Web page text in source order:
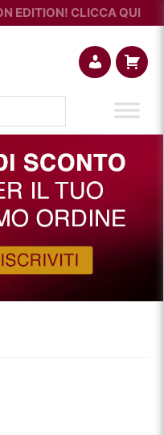
EDITION! CLICCA QUI